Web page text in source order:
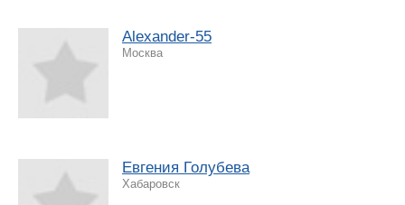
Alexander-55
Москва
Евгения Голубева
Хабаровск